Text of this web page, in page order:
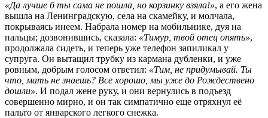
«Да лучше б ты сама не пошла, но корзинку взяла!», а его жена
вышла на Ленинградскую, села на скамейку, и молчала,
покрываясь инеем. Набрала номер на мобильнике, дуя на
пальцы; дозвонившись, сказала: «Тимур, твой отец опять»,
продолжала сидеть, и теперь уже телефон запиликал у
супруга. Он вытащил трубку из кармана дубленки, и уже
ровным, добрым голосом ответил: «Тим, не придумывай. Ты
что, мать не знаешь? Все хорошо, мы уже до Рождествено
дошли». И подал жене руку, и они вернулись в подъезд
совершенно мирно, и он так симпатично еще отряхнул её
пальто от январского легкого снежка.